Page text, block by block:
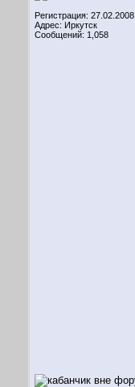
Регистрация: 27.02.2008
Адрес: Иркутск
Сообщений: 1,058